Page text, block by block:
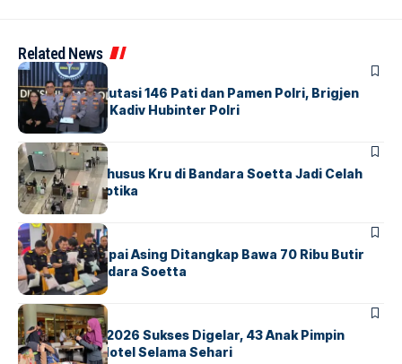
Related News
BERITA
Mabes Polri Mutasi 146 Pati dan Pamen Polri, Brigjen
Untung Jabat Kadiv Hubinter Polri
BANDARABERITA
Ketika Jalur Khusus Kru di Bandara Soetta Jadi Celah
Sindikat Narkotika
BANDARA BERITA
Kopilot Maskapai Asing Ditangkap Bawa 70 Ribu Butir
Ekstasi di Bandara Soetta
BERITAINDEX
GM For A Day 2026 Sukses Digelar, 43 Anak Pimpin
Operasional Hotel Selama Sehari